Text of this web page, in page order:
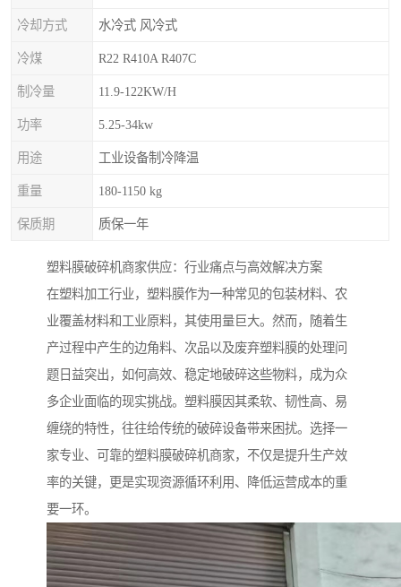
冷却方式 水冷式 风冷式
冷煤 R22 R410A R407C
制冷量 11.9-122KW/H
功率 5.25-34kw
用途 工业设备制冷降温
重量 180-1150 kg
保质期 质保一年
塑料膜破碎机商家供应：行业痛点与高效解决方案
在塑料加工行业，塑料膜作为一种常见的包装材料、农
业覆盖材料和工业原料，其使用量巨大。然而，随着生
产过程中产生的边角料、次品以及废弃塑料膜的处理问
题日益突出，如何高效、稳定地破碎这些物料，成为众
多企业面临的现实挑战。塑料膜因其柔软、韧性高、易
缠绕的特性，往往给传统的破碎设备带来困扰。选择一
家专业、可靠的塑料膜破碎机商家，不仅是提升生产效
率的关键，更是实现资源循环利用、降低运营成本的重
要一环。